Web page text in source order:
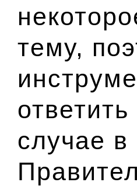
тему,
случае